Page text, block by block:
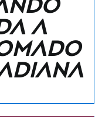
a